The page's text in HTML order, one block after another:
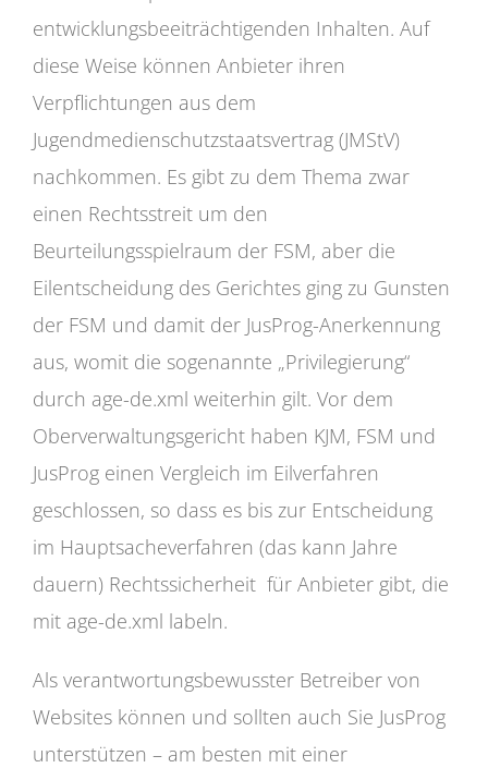
entwicklungsbeeiträchtigenden Inhalten. Auf
diese Weise können Anbieter ihren
Verpflichtungen aus dem
Jugendmedienschutzstaatsvertrag (JMStV)
nachkommen. Es gibt zu dem Thema zwar
einen Rechtsstreit um den
Beurteilungsspielraum der FSM, aber die
Eilentscheidung des Gerichtes ging zu Gunsten
der FSM und damit der JusProg-Anerkennung
aus, womit die sogenannte „Privilegierung“
durch age-de.xml weiterhin gilt. Vor dem
Oberverwaltungsgericht haben KJM, FSM und
JusProg einen Vergleich im Eilverfahren
geschlossen, so dass es bis zur Entscheidung
im Hauptsacheverfahren (das kann Jahre
dauern) Rechtssicherheit für Anbieter gibt, die
mit age-de.xml labeln.
Als verantwortungsbewusster Betreiber von
Websites können und sollten auch Sie JusProg
unterstützen – am besten mit einer